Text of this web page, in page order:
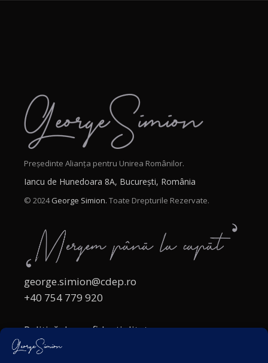
Președinte Alianța pentru Unirea Românilor.
Iancu de Hunedoara 8A, București, România
© 2024George Simion. Toate Drepturile Rezervate.
george.simion@cdep.ro
+40 754 779 920
Politică de confidențialitate
Politica cookies